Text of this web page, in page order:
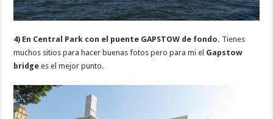
4) En Central Park con el puente GAPSTOW de fondo. Tienes
muchos sitios para hacer buenas fotos pero para mi el Gapstow
bridge es el mejor punto.